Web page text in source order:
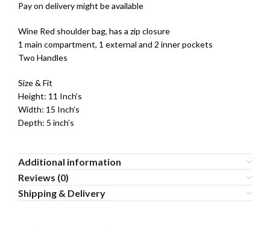
Pay on delivery might be available
Wine Red shoulder bag, has a zip closure
1 main compartment, 1 external and 2 inner pockets
Two Handles
Size & Fit
Height: 11 Inch’s
Width: 15 Inch’s
Depth: 5 inch’s
Additional information
Reviews (0)
Shipping & Delivery